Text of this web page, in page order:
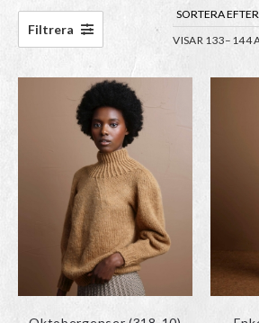
VISAR 133–144
Filtrera